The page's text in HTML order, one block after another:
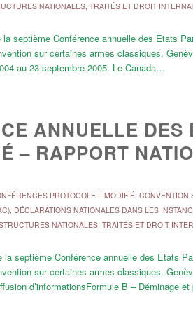
NATIONALES, TRAITÉS ET DROIT
septième Conférence annuelle des Etats
sur certaines armes classiques.
au 23 septembre 2005. Le Canada…
ANNUELLE DES
– RAPPORT
PROTOCOLE II MODIFIÉ, CONVENTION
, DÉCLARATIONS NATIONALES DANS LES
NATIONALES, TRAITÉS ET DROIT
septième Conférence annuelle des Etats
sur certaines armes classiques.
d’informationsFormule B – Déminage